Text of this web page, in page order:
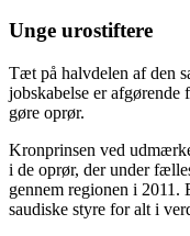
Unge urostiftere
Tæt på halvdelen af den
jobskabelse er
gøre oprør.
Kronprinsen ved
i de oprør, der under
gennem regionen i 2011.
saudiske styre for alt i